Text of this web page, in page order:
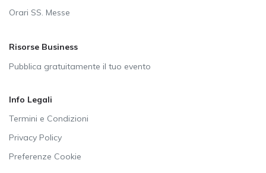
Orari SS. Messe
Risorse Business
Pubblica gratuitamente il tuo evento
Info Legali
Termini e Condizioni
Privacy Policy
Preferenze Cookie